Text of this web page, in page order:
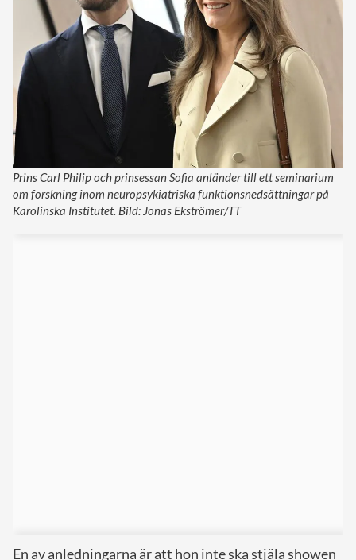
Prins Carl Philip och prinsessan Sofia anländer till ett seminarium
om forskning inom neuropsykiatriska funktionsnedsättningar på
Karolinska Institutet. Bild: Jonas Ekströmer/TT
En av anledningarna är att hon inte ska stjäla showen